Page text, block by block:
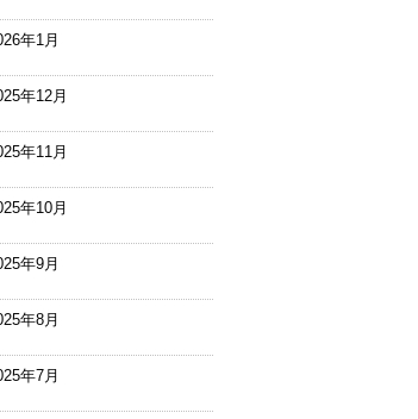
年1月
年12月
年11月
年10月
年9月
年8月
年7月